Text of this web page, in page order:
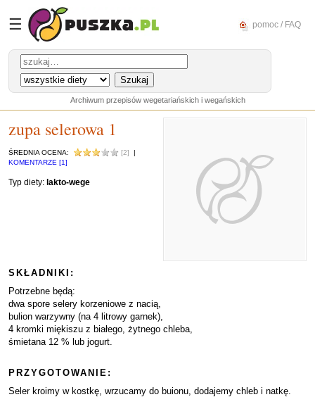
☰ pomoc / FAQ
Archiwum przepisów wegetariańskich i wegańskich
zupa selerowa 1
ŚREDNIA OCENA: [2]
|
KOMENTARZE [1]
Typ diety: lakto-wege
SKŁADNIKI:
Potrzebne będą:
dwa spore selery korzeniowe z nacią,
bulion warzywny (na 4 litrowy garnek),
4 kromki miękiszu z białego, żytnego chleba,
śmietana 12 % lub jogurt.
PRZYGOTOWANIE:
Seler kroimy w kostkę, wrzucamy do buionu, dodajemy chleb i natkę.